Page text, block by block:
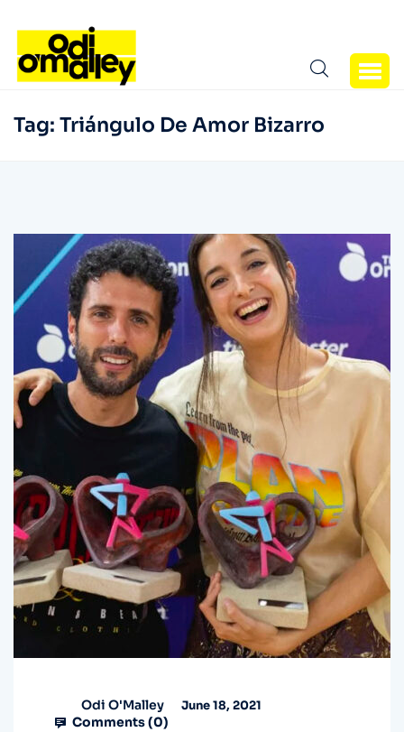
Tag: Triángulo De Amor Bizarro
Odi O'Malley June 18, 2021
Comments (0)